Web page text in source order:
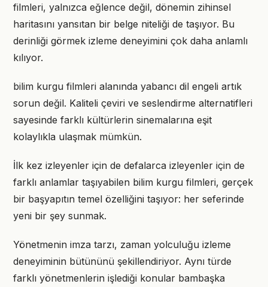
filmleri, yalnızca eğlence değil, dönemin zihinsel
haritasını yansıtan bir belge niteliği de taşıyor. Bu
derinliği görmek izleme deneyimini çok daha anlamlı
kılıyor.
bilim kurgu filmleri alanında yabancı dil engeli artık
sorun değil. Kaliteli çeviri ve seslendirme alternatifleri
sayesinde farklı kültürlerin sinemalarına eşit
kolaylıkla ulaşmak mümkün.
İlk kez izleyenler için de defalarca izleyenler için de
farklı anlamlar taşıyabilen bilim kurgu filmleri, gerçek
bir başyapıtın temel özelliğini taşıyor: her seferinde
yeni bir şey sunmak.
Yönetmenin imza tarzı, zaman yolculuğu izleme
deneyiminin bütününü şekillendiriyor. Aynı türde
farklı yönetmenlerin işlediği konular bambaşka